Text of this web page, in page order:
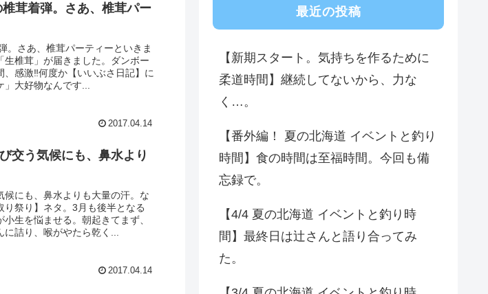
椎茸着弾。さあ、椎茸パー
。さあ、椎茸パーティーといきま
椎茸」が届きました。ダンボー
感激‼️何度か【いいぶさ日記】に
大好物なんです...
2017.04.14
交う気候にも、鼻水より
候にも、鼻水よりも大量の汗。な
祭り】ネタ。3月も後半となる
生を悩ませる。朝起きてまず、
に詰り、喉がやたら乾く...
2017.04.14
最近の投稿
【新期スタート。気持ちを作るために
柔道時間】継続してないから、力な
く…。
【番外編！ 夏の北海道 イベントと釣り
時間】食の時間は至福時間。今回も備
忘録で。
【4/4 夏の北海道 イベントと釣り時
間】最終日は辻さんと語り合ってみ
た。